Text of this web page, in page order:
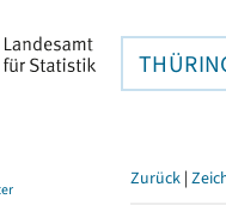
Zurück |